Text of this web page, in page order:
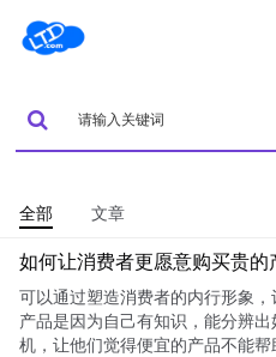
全部 文章
如何让消费者更愿意购买贵的
可以通过塑造消费者的内行形象
产品是因为自己有知识，能分辨
机，让他们觉得便宜的产品不能